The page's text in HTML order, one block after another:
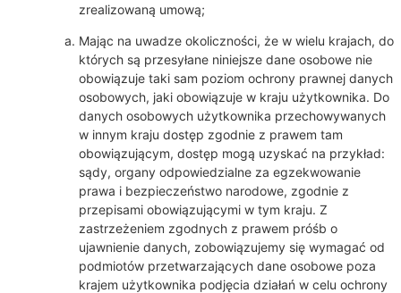
zrealizowaną umową;
Mając na uwadze okoliczności, że w wielu krajach, do
których są przesyłane niniejsze dane osobowe nie
obowiązuje taki sam poziom ochrony prawnej danych
osobowych, jaki obowiązuje w kraju użytkownika. Do
danych osobowych użytkownika przechowywanych
w innym kraju dostęp zgodnie z prawem tam
obowiązującym, dostęp mogą uzyskać na przykład:
sądy, organy odpowiedzialne za egzekwowanie
prawa i bezpieczeństwo narodowe, zgodnie z
przepisami obowiązującymi w tym kraju. Z
zastrzeżeniem zgodnych z prawem próśb o
ujawnienie danych, zobowiązujemy się wymagać od
podmiotów przetwarzających dane osobowe poza
krajem użytkownika podjęcia działań w celu ochrony